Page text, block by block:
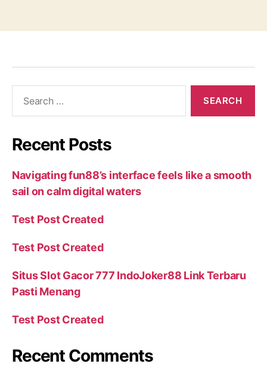
Recent Posts
Navigating fun88’s interface feels like a smooth
sail on calm digital waters
Test Post Created
Test Post Created
Situs Slot Gacor 777 IndoJoker88 Link Terbaru
Pasti Menang
Test Post Created
Recent Comments